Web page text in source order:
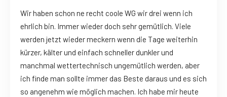
Wir haben schon ne recht coole WG wir drei wenn ich
ehrlich bin. Immer wieder doch sehr gemütlich. Viele
werden jetzt wieder meckern wenn die Tage weiterhin
kürzer, kälter und einfach schneller dunkler und
manchmal wettertechnisch ungemütlich werden, aber
ich finde man sollte immer das Beste daraus und es sich
so angenehm wie möglich machen. Ich habe mir heute